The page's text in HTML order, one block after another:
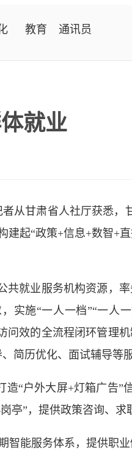
教育 通讯员
就业
者从甘肃省人社厅获悉
建起“政策+信息+数智+
就业服务机构资源，率
实施“一人一档”“一人
效的全流程闭环管理
简历优化、面试辅导等服
户外大屏+灯箱广告”
亭”，提供政策咨询、求
能服务体系，提供职业